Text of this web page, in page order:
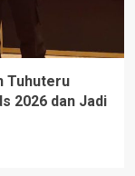
Tuhuteru
2026 dan Jadi